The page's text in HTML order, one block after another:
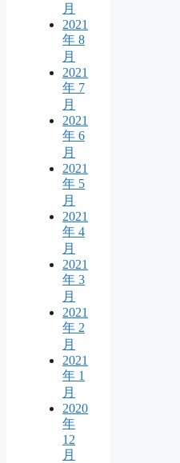
月
2021
年 8
月
2021
年 7
月
2021
年 6
月
2021
年 5
月
2021
年 4
月
2021
年 3
月
2021
年 2
月
2021
年 1
月
2020
年
12
月